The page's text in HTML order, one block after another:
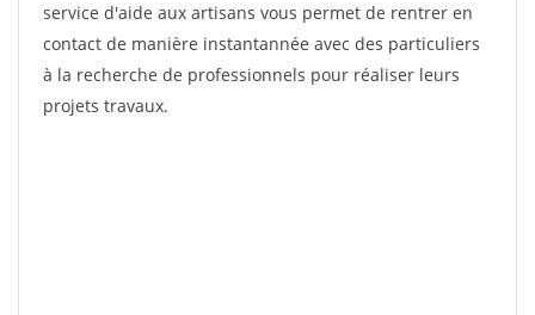
service d'aide aux artisans vous permet de rentrer en
contact de manière instantannée avec des particuliers
à la recherche de professionnels pour réaliser leurs
projets travaux.